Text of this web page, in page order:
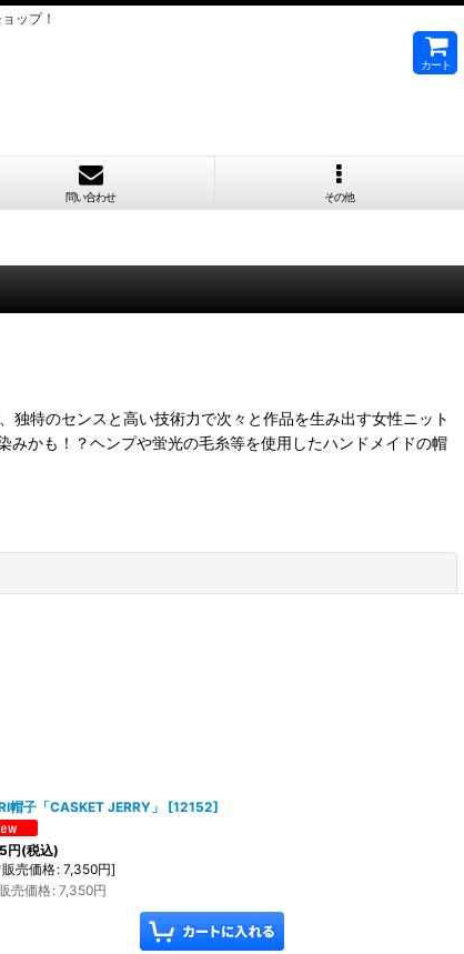
ップ！
カート
問い合わせ その他
独特のセンスと高い技術力で次々と作品を生み出す女性ニット
かも！？ヘンプや蛍光の毛糸等を使用したハンドメイドの帽
帽子「CASKET JERRY」 [12152]
円(税込)
売価格: 7,350円]
売価格: 7,350円